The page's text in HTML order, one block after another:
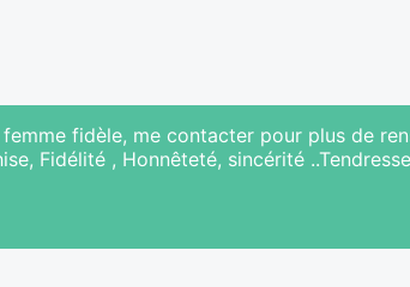
femme fidèle, me contacter pour plus de
Fidélité , Honnêteté, sincérité